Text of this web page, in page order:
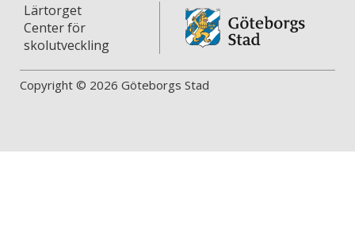
Lärtorget
Center för
skolutveckling
Copyright © 2026 Göteborgs Stad